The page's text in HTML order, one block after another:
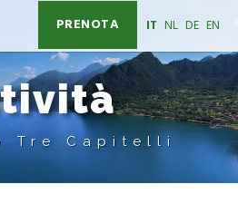
PRENOTA Seleziona la tua
IT NL DE EN
Tre Capitelli